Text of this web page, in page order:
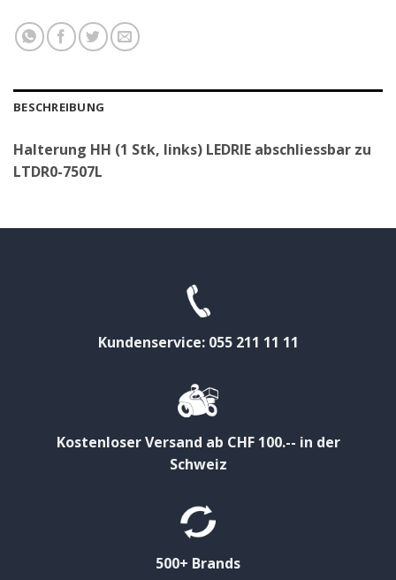
BESCHREIBUNG
Halterung HH (1 Stk, links) LEDRIE abschliessbar zu
LTDR0-7507L
Kundenservice: 055 211 11 11
Kostenloser Versand ab CHF 100.-- in der
Schweiz
500+ Brands